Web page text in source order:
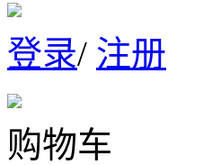
登录/ 注册
购物车